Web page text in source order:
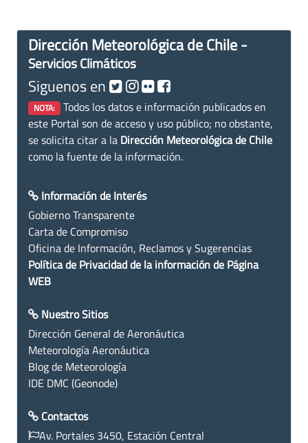
Dirección Meteorológica de Chile -
Servicios Climáticos
Siguenos en
NOTA: Todos los datos e información publicados en
este Portal son de acceso y uso público; no obstante,
se solicita citar a la Dirección Meteorológica de Chile
como la fuente de la información.
Información de Interés
Gobierno Transparente
Carta de Compromiso
Oficina de Información, Reclamos y Sugerencias
Política de Privacidad de la información de Página
WEB
Nuestro Sitios
Dirección General de Aeronáutica
Meteorología Aeronáutica
Blog de Meteorología
IDE DMC (Geonode)
Contactos
Av. Portales 3450, Estación Central